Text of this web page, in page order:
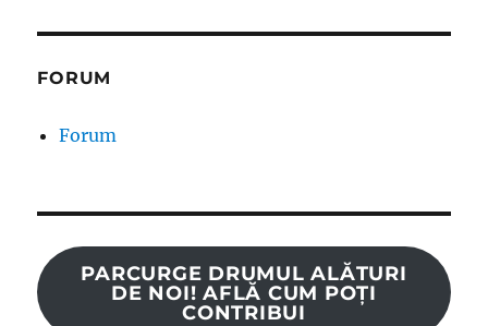
FORUM
Forum
PARCURGE DRUMUL ALĂTURI
DE NOI! AFLĂ CUM POȚI
CONTRIBUI